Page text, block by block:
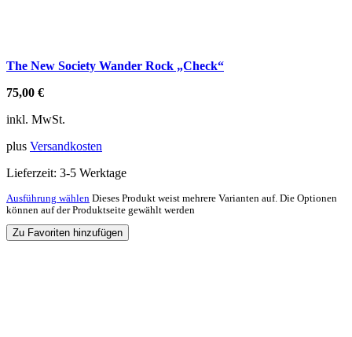
The New Society Wander Rock „Check“
75,00 €
inkl. MwSt.
plus Versandkosten
Lieferzeit: 3-5 Werktage
Ausführung wählen Dieses Produkt weist mehrere Varianten auf. Die Optionen
können auf der Produktseite gewählt werden
Zu Favoriten hinzufügen